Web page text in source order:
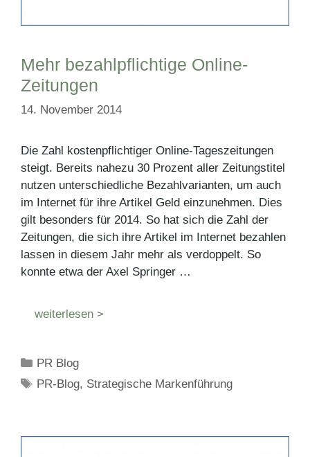
Mehr bezahlpflichtige Online-
Zeitungen
14. November 2014
Die Zahl kostenpflichtiger Online-Tageszeitungen
steigt. Bereits nahezu 30 Prozent aller Zeitungstitel
nutzen unterschiedliche Bezahlvarianten, um auch
im Internet für ihre Artikel Geld einzunehmen. Dies
gilt besonders für 2014. So hat sich die Zahl der
Zeitungen, die sich ihre Artikel im Internet bezahlen
lassen in diesem Jahr mehr als verdoppelt. So
konnte etwa der Axel Springer …
weiterlesen >
Kategorien
PR Blog
Schlagwörter
PR-Blog, Strategische Markenführung